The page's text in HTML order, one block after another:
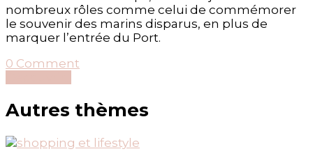
nombreux rôles comme celui de commémorer
le souvenir des marins disparus, en plus de
marquer l’entrée du Port.
0 Comment
de
l’Horloge
Montréal
Autres thèmes